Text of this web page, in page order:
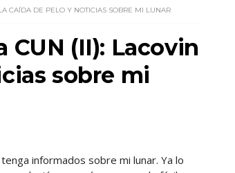
CAÍDA DE PELO Y NOTICIAS SOBRE MI LUNAR
(II): Lacovin
sobre mi
informados sobre mi lunar. Ya lo